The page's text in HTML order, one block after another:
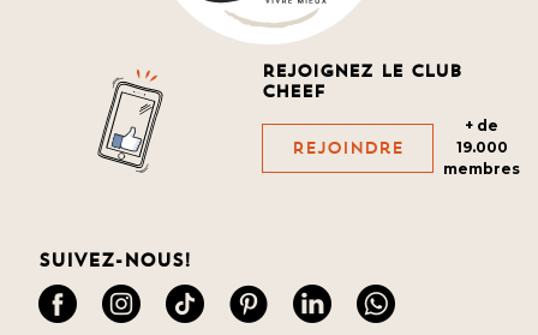
Rejoignez le club
cheef
Rejoindre
+ de
19.000
membres
Suivez-nous!